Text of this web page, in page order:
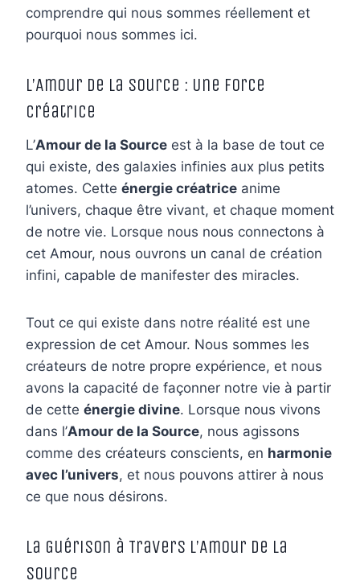
comprendre qui nous sommes réellement et
pourquoi nous sommes ici.
L’Amour de la Source : Une Force
Créatrice
L’Amour de la Source est à la base de tout ce
qui existe, des galaxies infinies aux plus petits
atomes. Cette énergie créatrice anime
l’univers, chaque être vivant, et chaque moment
de notre vie. Lorsque nous nous connectons à
cet Amour, nous ouvrons un canal de création
infini, capable de manifester des miracles.
Tout ce qui existe dans notre réalité est une
expression de cet Amour. Nous sommes les
créateurs de notre propre expérience, et nous
avons la capacité de façonner notre vie à partir
de cette énergie divine. Lorsque nous vivons
dans l’Amour de la Source, nous agissons
comme des créateurs conscients, en harmonie
avec l’univers, et nous pouvons attirer à nous
ce que nous désirons.
La Guérison à Travers l’Amour de la
Source